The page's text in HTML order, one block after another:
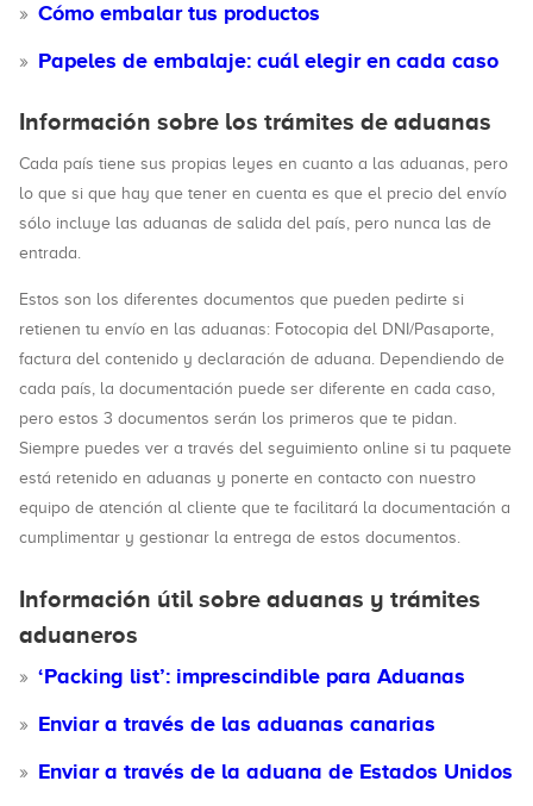
Cómo embalar tus productos
Papeles de embalaje: cuál elegir en cada caso
Información sobre los trámites de aduanas
Cada país tiene sus propias leyes en cuanto a las aduanas, pero
lo que si que hay que tener en cuenta es que el precio del envío
sólo incluye las aduanas de salida del país, pero nunca las de
entrada.
Estos son los diferentes documentos que pueden pedirte si
retienen tu envío en las aduanas: Fotocopia del DNI/Pasaporte,
factura del contenido y declaración de aduana. Dependiendo de
cada país, la documentación puede ser diferente en cada caso,
pero estos 3 documentos serán los primeros que te pidan.
Siempre puedes ver a través del seguimiento online si tu paquete
está retenido en aduanas y ponerte en contacto con nuestro
equipo de atención al cliente que te facilitará la documentación a
cumplimentar y gestionar la entrega de estos documentos.
Información útil sobre aduanas y trámites
aduaneros
‘Packing list’: imprescindible para Aduanas
Enviar a través de las aduanas canarias
Enviar a través de la aduana de Estados Unidos